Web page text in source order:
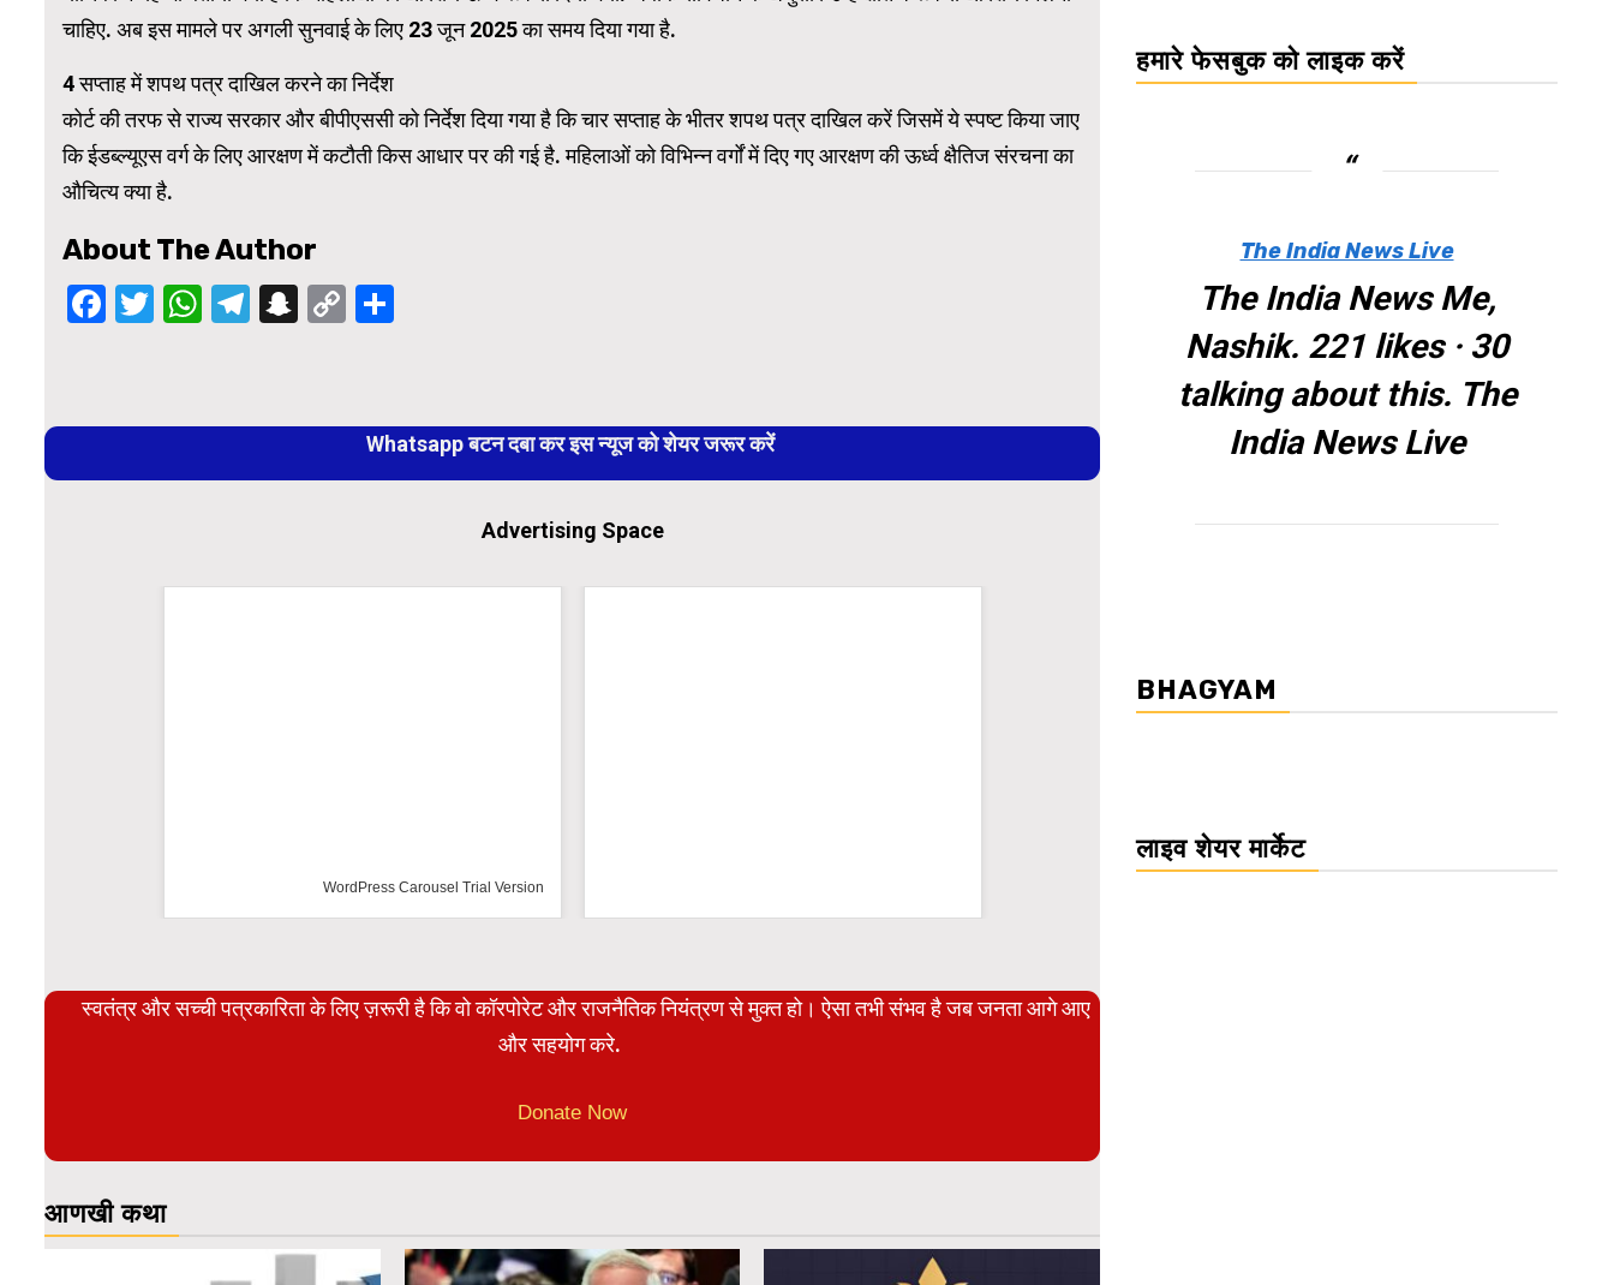
चाहिए. अब इस मामले पर अगली सुनवाई के लिए 23 जून 2025 का समय दिया गया है.
4 सप्ताह में शपथ पत्र दाखिल करने का निर्देश
कोर्ट की तरफ से राज्य सरकार और बीपीएससी को निर्देश दिया गया है कि चार सप्ताह के भीतर शपथ पत्र दाखिल करें जिसमें ये स्पष्ट किया जाए
कि ईडब्ल्यूएस वर्ग के लिए आरक्षण में कटौती किस आधार पर की गई है. महिलाओं को विभिन्न वर्गों में दिए गए आरक्षण की ऊर्ध्व क्षैतिज संरचना का
औचित्य क्या है.
About The Author
Facebook
Twitter
WhatsApp
Telegram
Snapchat
Copy
Reading
Whatsapp बटन दबा कर इस न्यूज को शेयर जरूर करें
Advertising Space
WordPress Carousel Trial Version
स्वतंत्र और सच्ची पत्रकारिता के लिए ज़रूरी है कि वो कॉरपोरेट और राजनैतिक नियंत्रण से मुक्त हो। ऐसा तभी संभव है जब जनता आगे आए
और सहयोग करे.
Donate Now
आणखी कथा
हमारे फेसबुक को लाइक करें
The India News Live
The India News Me,
Nashik. 221 likes · 30
talking about this. The
India News Live
BHAGYAM
लाइव शेयर मार्केट